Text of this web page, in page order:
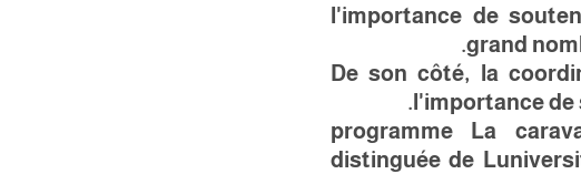
l'importance de
grand
De son côté, la
l'importance
programme
La
distinguée de L